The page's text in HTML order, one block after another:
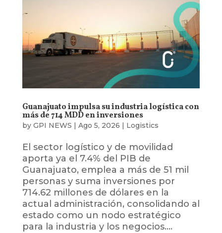
Guanajuato impulsa su industria logística con
más de 714 MDD en inversiones
by GPI NEWS Ago 5, 2026 Logistics
El sector logístico y de movilidad
aporta ya el 7.4% del PIB de
Guanajuato, emplea a más de 51 mil
personas y suma inversiones por
714.62 millones de dólares en la
actual administración, consolidando al
estado como un nodo estratégico
para la industria y los negocios....